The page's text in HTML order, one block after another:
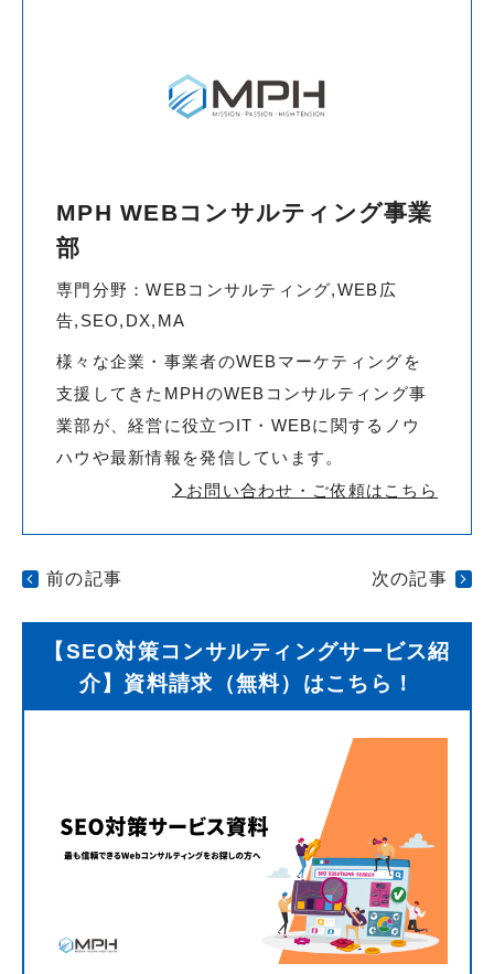
MPH WEBコンサルティング事業
部
専門分野：WEBコンサルティング,WEB広
告,SEO,DX,MA
様々な企業・事業者のWEBマーケティングを
支援してきたMPHのWEBコンサルティング事
業部が、経営に役立つIT・WEBに関するノウ
ハウや最新情報を発信しています。
お問い合わせ・ご依頼はこちら
前の記事 次の記事
【SEO対策コンサルティングサービス紹
介】資料請求（無料）はこちら！